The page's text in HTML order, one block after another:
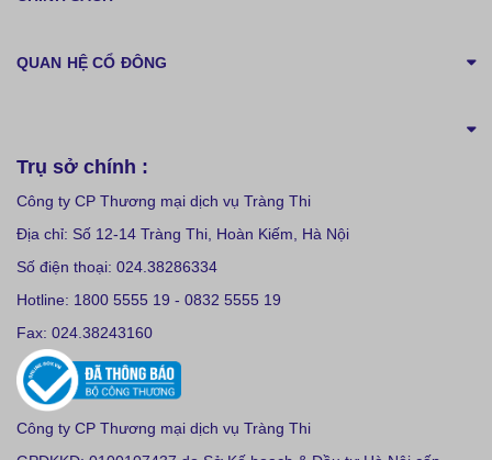
QUAN HỆ CỔ ĐÔNG
Trụ sở chính :
Công ty CP Thương mại dịch vụ Tràng Thi
Địa chỉ: Số 12-14 Tràng Thi, Hoàn Kiếm, Hà Nội
Số điện thoại: 024.38286334
Hotline: 1800 5555 19 - 0832 5555 19
Fax: 024.38243160
Công ty CP Thương mại dịch vụ Tràng Thi